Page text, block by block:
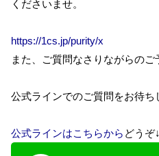
くださいませ。
https://1cs.jp/purity/x
また、ご質問なさりながらのご
公式ラインでのご質問をお待ち
公式ラインはこちらから どうぞ↓